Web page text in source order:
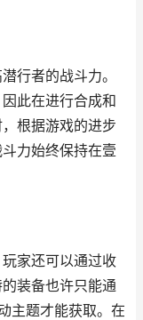
行者的战斗力。
此在进行合成和
根据游戏的进步
力始终保持在壹
家还可以通过收
装备也许只能通
主题才能获取。在